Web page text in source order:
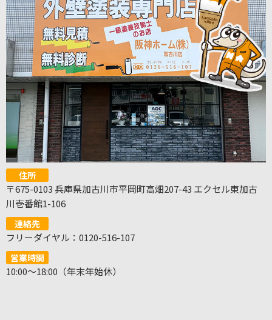
住所
〒675-0103 兵庫県加古川市平岡町高畑207-43 エクセル東加古
川壱番館1-106
連絡先
フリーダイヤル：0120-516-107
営業時間
10:00～18:00（年末年始休）